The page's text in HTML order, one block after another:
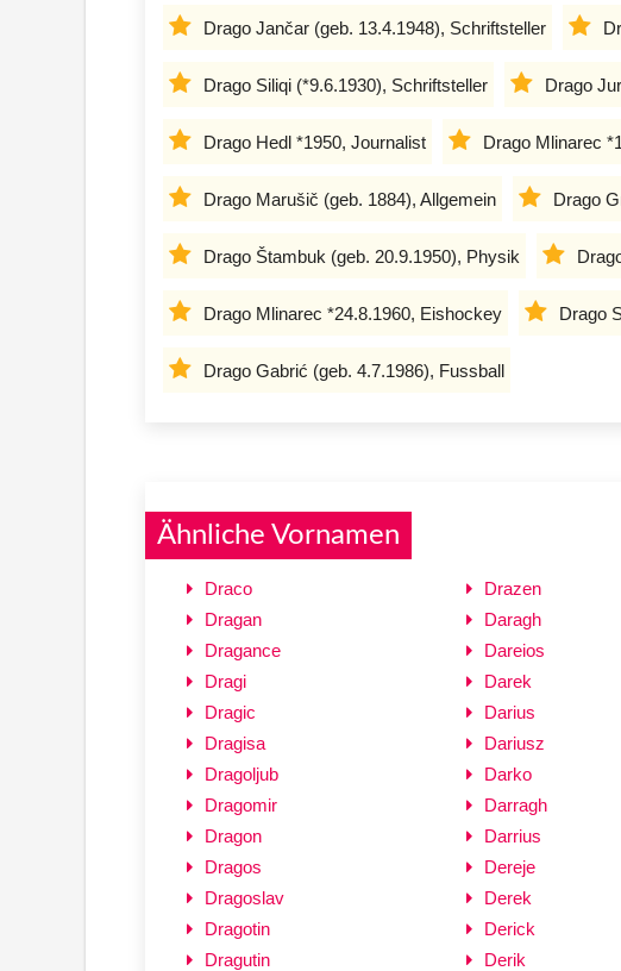
Drago Jančar (geb. 13.4.1948), Schriftsteller
Drago Siliqi (*9.6.1930), Schriftsteller Drago
Drago Hedl *1950, Journalist Drago Mlinarec
Drago Marušič (geb. 1884), Allgemein Drago
Drago Štambuk (geb. 20.9.1950), Physik
Drago Mlinarec *24.8.1960, Eishockey Drago
Drago Gabrić (geb. 4.7.1986), Fussball
Ähnliche Vornamen
Draco
Dragan
Dragance
Dragi
Dragic
Dragisa
Dragoljub
Dragomir
Dragon
Dragos
Dragoslav
Dragotin
Dragutin
Drazen
Daragh
Dareios
Darek
Darius
Dariusz
Darko
Darragh
Darrius
Dereje
Derek
Derick
Derik